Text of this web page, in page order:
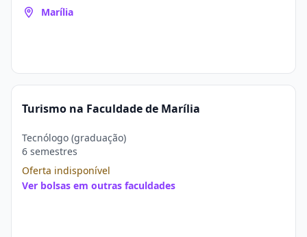
Marília
Turismo na Faculdade de Marília
Tecnólogo (graduação)
6 semestres
Oferta indisponível
Ver bolsas em outras faculdades